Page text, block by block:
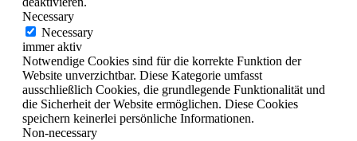
Necessary
Necessary
immer aktiv
Notwendige Cookies sind für die korrekte Funktion der
Website unverzichtbar. Diese Kategorie umfasst
ausschließlich Cookies, die grundlegende Funktionalität und
die Sicherheit der Website ermöglichen. Diese Cookies
speichern keinerlei persönliche Informationen.
Non-necessary